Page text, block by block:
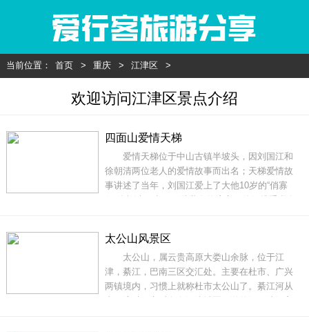
当前位置： 首页 > 重庆 > 江津区 >
欢迎访问江津区景点介绍
四面山爱情天梯
爱情天梯位于中山古镇半坡头，因刘国江和
徐朝清两位老人的爱情故事而出名；天梯爱情故
事讲述了当年，刘国江爱上了大他10岁的“俏寡
如今已有6000多级，被称为“爱情天梯”，至今爱
情天梯的故事也被翻拍为电视剧，电影等。地
址：重
太公山风景区
太公山，属云贵高原大娄山余脉，位于江
津，綦江，巴南三区交汇处。主要在杜市、广兴
两镇境内，习惯上就称杜市太公山了。綦江河从